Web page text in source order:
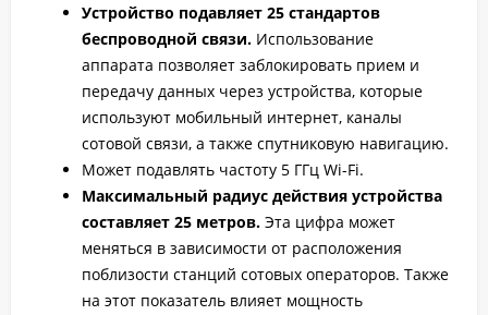
Устройство подавляет 25 стандартов
беспроводной связи. Использование
аппарата позволяет заблокировать прием и
передачу данных через устройства, которые
используют мобильный интернет, каналы
сотовой связи, а также спутниковую навигацию.
Может подавлять частоту 5 ГГц Wi-Fi.
Максимальный радиус действия устройства
составляет 25 метров. Эта цифра может
меняться в зависимости от расположения
поблизости станций сотовых операторов. Также
на этот показатель влияет мощность